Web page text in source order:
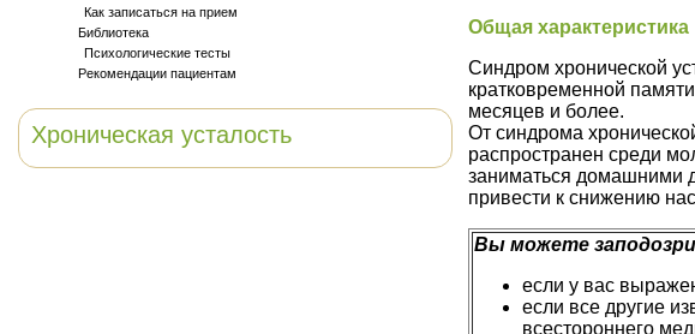
Общая характеристика
Синдром хронической
кратковременной
месяцев и более.
От синдрома
распространен среди
заниматься домашними
привести к снижению
Вы можете
если у вас
если все другие
всестороннего
Как записаться на прием
Библиотека
Психологические тесты
Рекомендации пациентам
Хроническая усталость